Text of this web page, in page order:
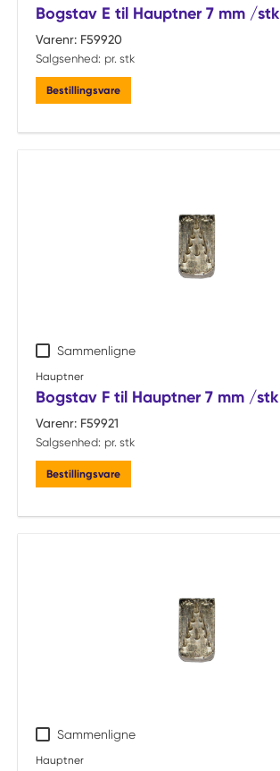
Bogstav E til Hauptner 7 mm /stk
Varenr: F59920
Salgsenhed: pr. stk
Bestillingsvare
Sammenligne
Hauptner
Bogstav F til Hauptner 7 mm /stk
Varenr: F59921
Salgsenhed: pr. stk
Bestillingsvare
Sammenligne
Hauptner